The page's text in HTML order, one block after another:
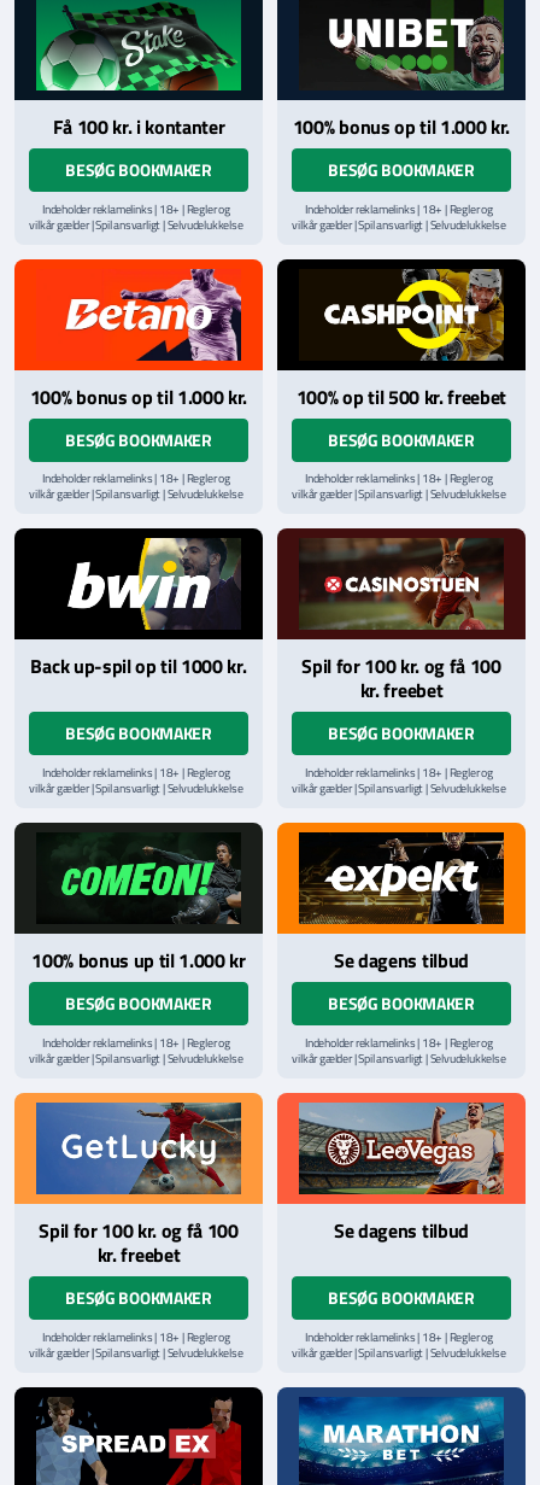
Få 100 kr. i kontanter
BESØG BOOKMAKER
Indeholder reklamelinks | 18+ | Regler og
vilkår gælder | Spil ansvarligt | Selvudelukkelse
hjælpelinje påStopSpillet.dk
her
100% bonus op til 1.000 kr.
BESØG BOOKMAKER
Indeholder reklamelinks | 18+ | Regler og
vilkår gælder | Spil ansvarligt | Selvudelukkelse
hjælpelinje påStopSpillet.dk
Læs vilkår og betingelserher
100% bonus op til 1.000 kr.
BESØG BOOKMAKER
Indeholder reklamelinks | 18+ | Regler og
vilkår gælder | Spil ansvarligt | Selvudelukkelse
hjælpelinje påStopSpillet.dk
100% op til 500 kr. freebet
BESØG BOOKMAKER
Indeholder reklamelinks | 18+ | Regler og
vilkår gælder | Spil ansvarligt | Selvudelukkelse
hjælpelinje påStopSpillet.dk
Læs vilkår og betingelserher
Back up-spil op til 1000 kr.
BESØG BOOKMAKER
Indeholder reklamelinks | 18+ | Regler og
vilkår gælder | Spil ansvarligt | Selvudelukkelse
hjælpelinje påStopSpillet.dk
Spil for 100 kr. og få 100
kr. freebet
BESØG BOOKMAKER
Indeholder reklamelinks | 18+ | Regler og
vilkår gælder | Spil ansvarligt | Selvudelukkelse
hjælpelinje påStopSpillet.dk
100% bonus up til 1.000 kr
BESØG BOOKMAKER
Indeholder reklamelinks | 18+ | Regler og
vilkår gælder | Spil ansvarligt | Selvudelukkelse
hjælpelinje påStopSpillet.dk
Læs vilkår og betingelserher
Se dagens tilbud
BESØG BOOKMAKER
Indeholder reklamelinks | 18+ | Regler og
vilkår gælder | Spil ansvarligt | Selvudelukkelse
hjælpelinje påStopSpillet.dk
Læs vilkår og betingelserher
Spil for 100 kr. og få 100
kr. freebet
BESØG BOOKMAKER
Indeholder reklamelinks | 18+ | Regler og
vilkår gælder | Spil ansvarligt | Selvudelukkelse
hjælpelinje påStopSpillet.dk
Se dagens tilbud
BESØG BOOKMAKER
Indeholder reklamelinks | 18+ | Regler og
vilkår gælder | Spil ansvarligt | Selvudelukkelse
hjælpelinje påStopSpillet.dk
Læs vilkår og betingelserher